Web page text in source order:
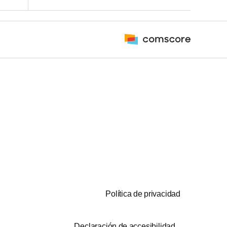
Política de privacidad